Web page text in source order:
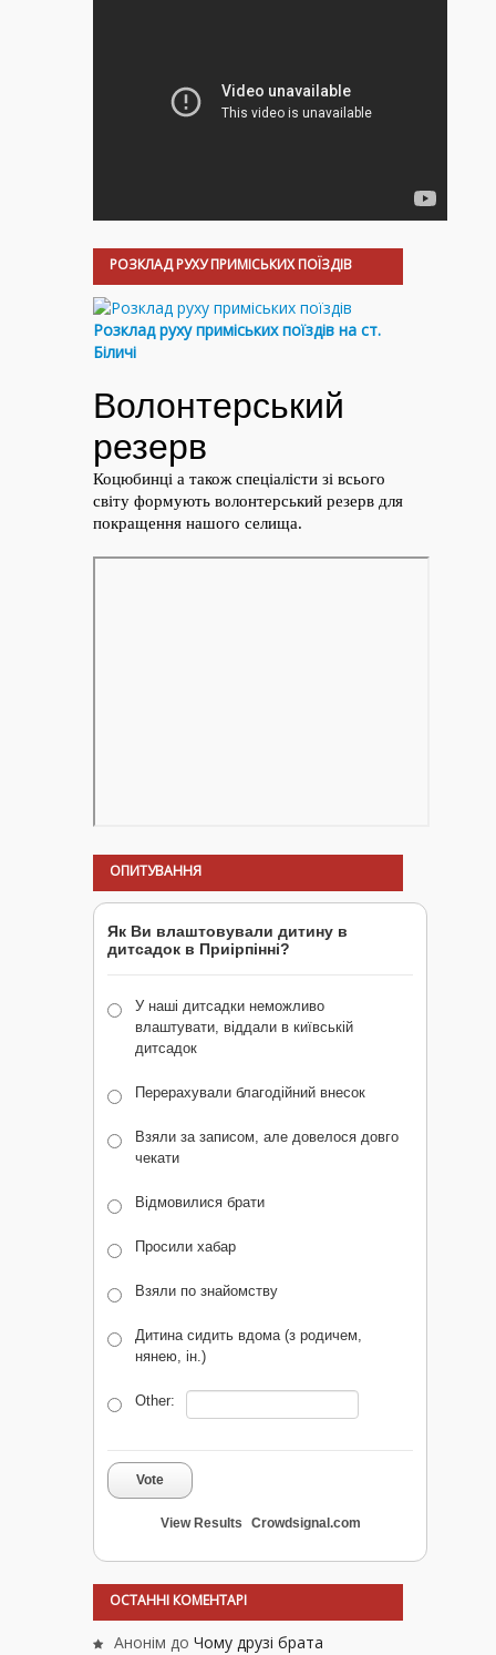
РОЗКЛАД РУХУ ПРИМІСЬКИХ ПОЇЗДІВ
Розклад руху приміських поїздів на ст.
Біличі
ОПИТУВАННЯ
Як Ви влаштовували дитину в
дитсадок в Приірпінні?
У наші дитсадки неможливо
влаштувати, віддали в київській
дитсадок
Перерахували благодійний внесок
Взяли за записом, але довелося довго
чекати
Відмовилися брати
Просили хабар
Взяли по знайомству
Дитина сидить вдома (з родичем,
нянею, ін.)
Other:
Vote
View Results Crowdsignal.com
ОСТАННІ КОМЕНТАРІ
Анонім до Чому друзі брата